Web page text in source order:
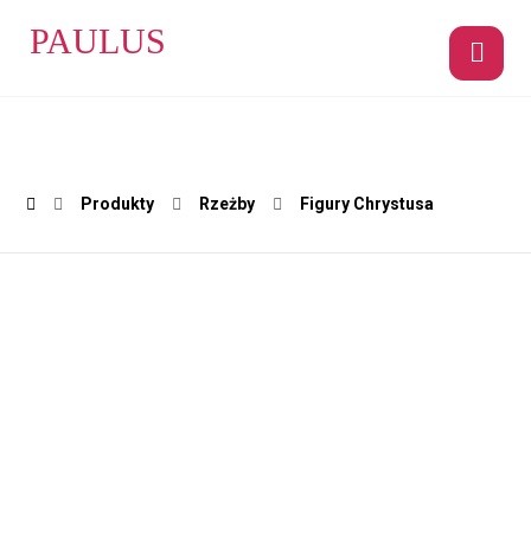
PAULUS
Produkty Rzeżby Figury Chrystusa